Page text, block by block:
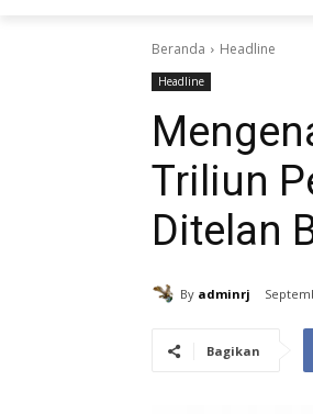
Beranda Headline
Headline
Triliun
Ditelan
By adminrj
Bagikan